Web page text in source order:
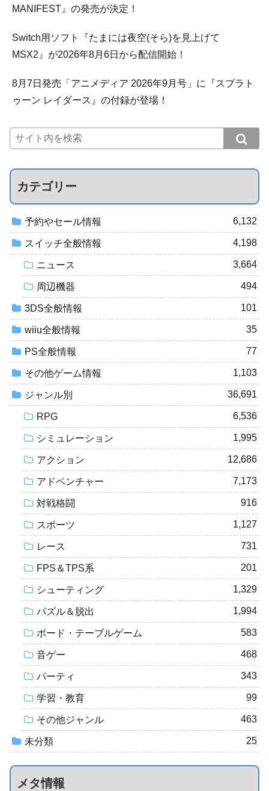
MANIFEST』の発売が決定！
Switch用ソフト『たまには夜空(そら)を見上げて
MSX2』が2026年8月6日から配信開始！
8月7日発売「アニメディア 2026年9月号」に『スプラト
ゥーン レイダース』の付録が登場！
カテゴリー
予約やセール情報 6,132
スイッチ全般情報 4,198
ニュース 3,664
周辺機器 494
3DS全般情報 101
wiiu全般情報 35
PS全般情報 77
その他ゲーム情報 1,103
ジャンル別 36,691
RPG 6,536
シミュレーション 1,995
アクション 12,686
アドベンチャー 7,173
対戦格闘 916
スポーツ 1,127
レース 731
FPS＆TPS系 201
シューティング 1,329
パズル＆脱出 1,994
ボード・テーブルゲーム 583
音ゲー 468
パーティ 343
学習・教育 99
その他ジャンル 463
未分類 25
メタ情報